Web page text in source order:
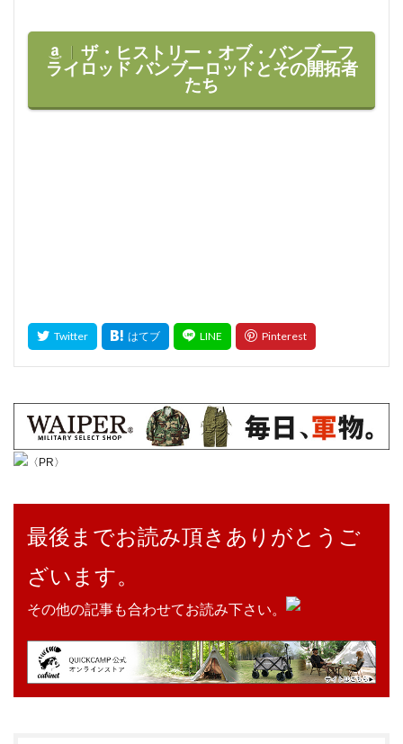
ザ・ヒストリー・オブ・バンブーフ
ライロッドバンブーロッドとその開拓者
たち
〈PR〉
最後までお読み頂きありがとうご
ざいます。
その他の記事も合わせてお読み下さい。